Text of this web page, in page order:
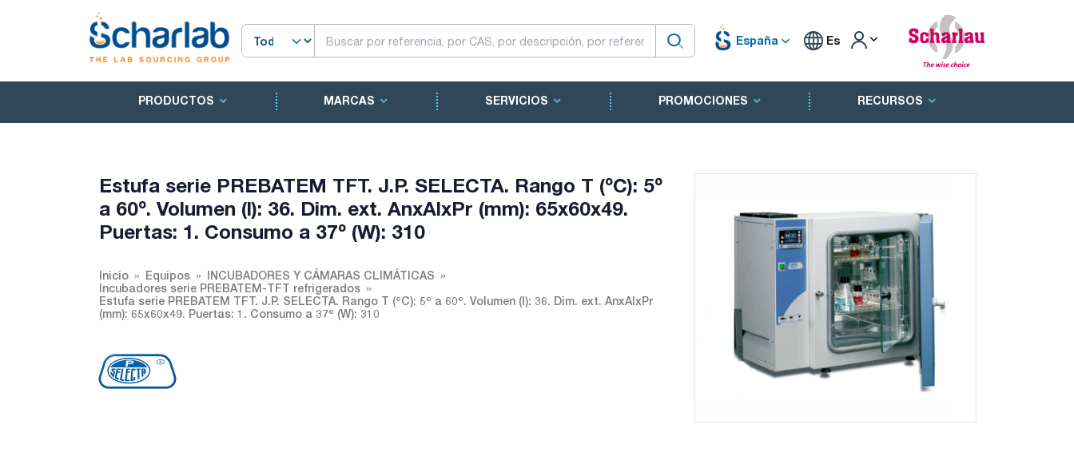
España Es
PRODUCTOS MARCAS SERVICIOS PROMOCIONES RECURSOS
Estufa serie PREBATEM TFT. J.P. SELECTA. Rango T (ºC): 5º
a 60º. Volumen (l): 36. Dim. ext. AnxAlxPr (mm): 65x60x49.
Puertas: 1. Consumo a 37º (W): 310
Inicio Equipos
INCUBADORES Y CÁMARAS CLIMÁTICAS
Incubadores serie PREBATEM-TFT refrigerados
Estufa serie PREBATEM TFT. J.P. SELECTA. Rango T (ºC): 5º a 60º. Volumen (l): 36. Dim. ext. AnxAlxPr
(mm): 65x60x49. Puertas: 1. Consumo a 37º (W): 310